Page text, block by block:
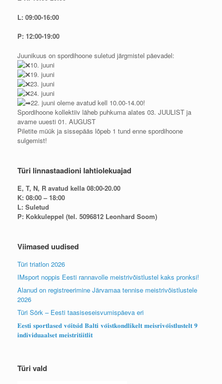
L: 09:00-16:00
P: 12:00-19:00
Juunikuus on spordihoone suletud järgmistel päevadel:
10. juuni
19. juuni
23. juuni
24. juuni
22. juuni oleme avatud kell 10.00-14.00!
Spordihoone kollektiiv läheb puhkuma alates 03. JUULIST ja
avame uuesti 01. AUGUST
Piletite müük ja sissepääs lõpeb 1 tund enne spordihoone
sulgemist!
Türi linnastaadioni lahtiolekuajad
E, T, N, R avatud kella 08:00-20.00
K: 08:00 – 18:00
L: Suletud
P: Kokkuleppel (tel. 5096812 Leonhard Soom)
Viimased uudised
Türi triatlon 2026
IMsport noppis Eesti rannavolle meistrivõistlustel kaks pronksi!
Alanud on registreerimine Järvamaa tennise meistrivõistlustele
2026
Türi Sörk – Eesti taasiseseisvumispäeva eri
𝐄𝐞𝐬𝐭𝐢 𝐬𝐩𝐨𝐫𝐭𝐥𝐚𝐬𝐞𝐝 𝐯𝐨̃𝐢𝐭𝐬𝐢𝐝 𝐁𝐚𝐥𝐭𝐢 𝐯𝐨̃𝐢𝐬𝐭𝐤𝐨𝐧𝐝𝐥𝐢𝐤𝐞𝐥𝐭 𝐦𝐞𝐢𝐬𝐫𝐢𝐯𝐨̃𝐢𝐬𝐭𝐥𝐮𝐬𝐭𝐞𝐥𝐭 𝟗
𝐢𝐧𝐝𝐢𝐯𝐢𝐝𝐮𝐚𝐚𝐥𝐬𝐞𝐭 𝐦𝐞𝐢𝐬𝐭𝐫𝐢𝐭𝐢𝐢𝐭𝐥𝐢𝐭
Türi vald